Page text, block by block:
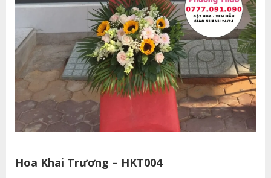
Hoa Khai Trương – HKT004